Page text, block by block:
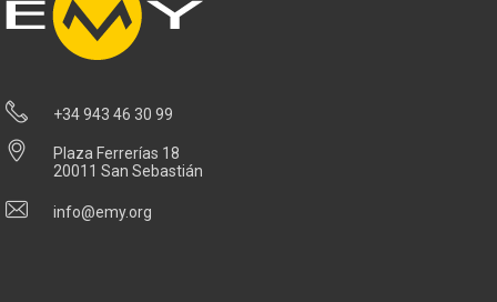
+34 943 46 30 99
Plaza Ferrerías 18
20011 San Sebastián
info@emy.org